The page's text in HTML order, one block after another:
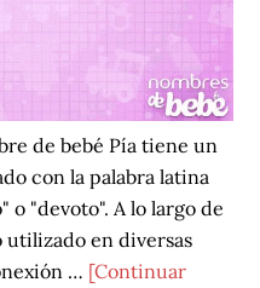
de bebé Pía tiene un
con la palabra latina
o "devoto". A lo largo de
utilizado en diversas
… [Continuar